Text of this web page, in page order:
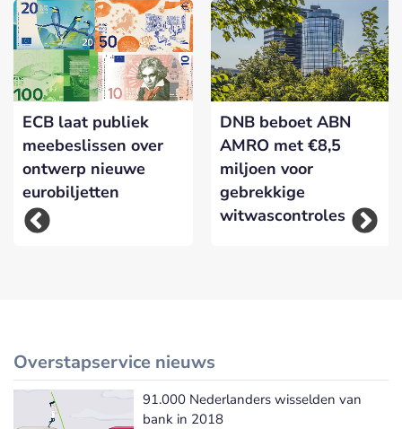
ECB laat publiek
meebeslissen over
ontwerp nieuwe
eurobiljetten
DNB beboet ABN
AMRO met €8,5
miljoen voor
gebrekkige
witwascontroles
Overstapservice nieuws
Meer Overstapservice nieuws
91.000 Nederlanders wisselden van
bank in 2018